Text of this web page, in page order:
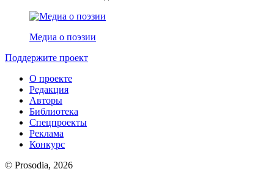
Медиа о поэзии
Поддержите проект
О проекте
Редакция
Авторы
Библиотека
Спецпроекты
Реклама
Конкурс
© Prosodia, 2026